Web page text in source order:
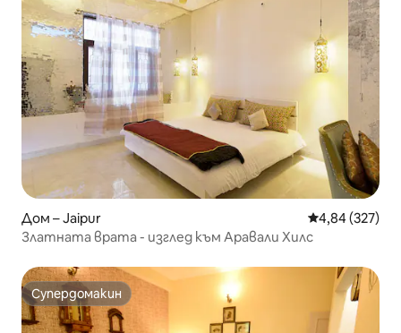
Дом – Jaipur Средна
4,84 (327)
Златната врата - изглед към Аравали Хилс
Супердомакин
Супердомакин